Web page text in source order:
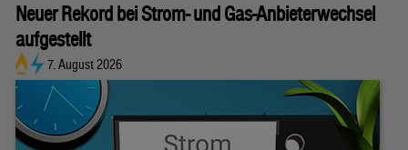
Neuer Rekord bei Strom- und Gas-Anbieterwechsel
aufgestellt
7. August 2026